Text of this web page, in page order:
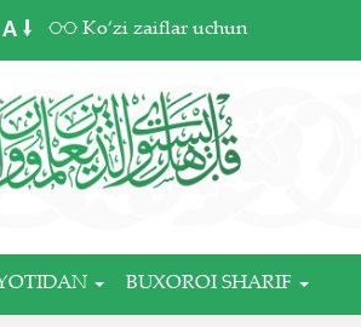
A Ko‘zi zaiflar uchun
BUXOROI SHARIF